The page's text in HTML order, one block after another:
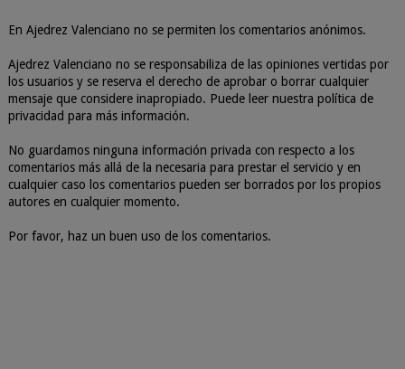
En Ajedrez Valenciano no se permiten los comentarios anónimos.
Ajedrez Valenciano no se responsabiliza de las opiniones vertidas por
los usuarios y se reserva el derecho de aprobar o borrar cualquier
mensaje que considere inapropiado. Puede leer nuestra política de
privacidad para más información.
No guardamos ninguna información privada con respecto a los
comentarios más allá de la necesaria para prestar el servicio y en
cualquier caso los comentarios pueden ser borrados por los propios
autores en cualquier momento.
Por favor, haz un buen uso de los comentarios.